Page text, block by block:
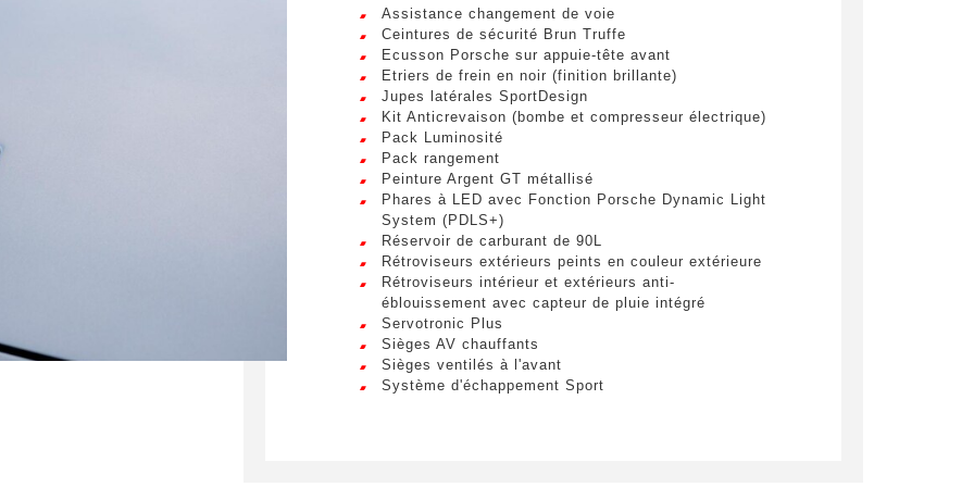
ce formulaire, j'accepte que les informations saisies
Envoyer
dolor sit amet, consectetur adipiscing elit. Ut a elit sed nisl pulvinar
a vel nibh. Sed aliquam varius feugiat. Suspendisse finibus nec nibh eget
Assistance changement de voie
Ceintures de sécurité Brun Truffe
Ecusson Porsche sur appuie-tête avant
Etriers de frein en noir (finition brillante)
Jupes latérales SportDesign
Kit Anticrevaison (bombe et compresseur électrique)
Pack Luminosité
Pack rangement
Peinture Argent GT métallisé
Phares à LED avec Fonction Porsche Dynamic Light
System (PDLS+)
Réservoir de carburant de 90L
Rétroviseurs extérieurs peints en couleur extérieure
Rétroviseurs intérieur et extérieurs anti-
éblouissement avec capteur de pluie intégré
Servotronic Plus
Sièges AV chauffants
Sièges ventilés à l'avant
Système d'échappement Sport